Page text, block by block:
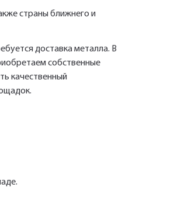
страны ближнего и
доставка металла. В
собственные
качественныйперсональных данных.
заявка будет обработана
ближайшее время
подтверждения в течении 3
вы автоматически соглашаетесь с
конфиденциальности»
вы автоматически соглашаетесь с
конфиденциальности»